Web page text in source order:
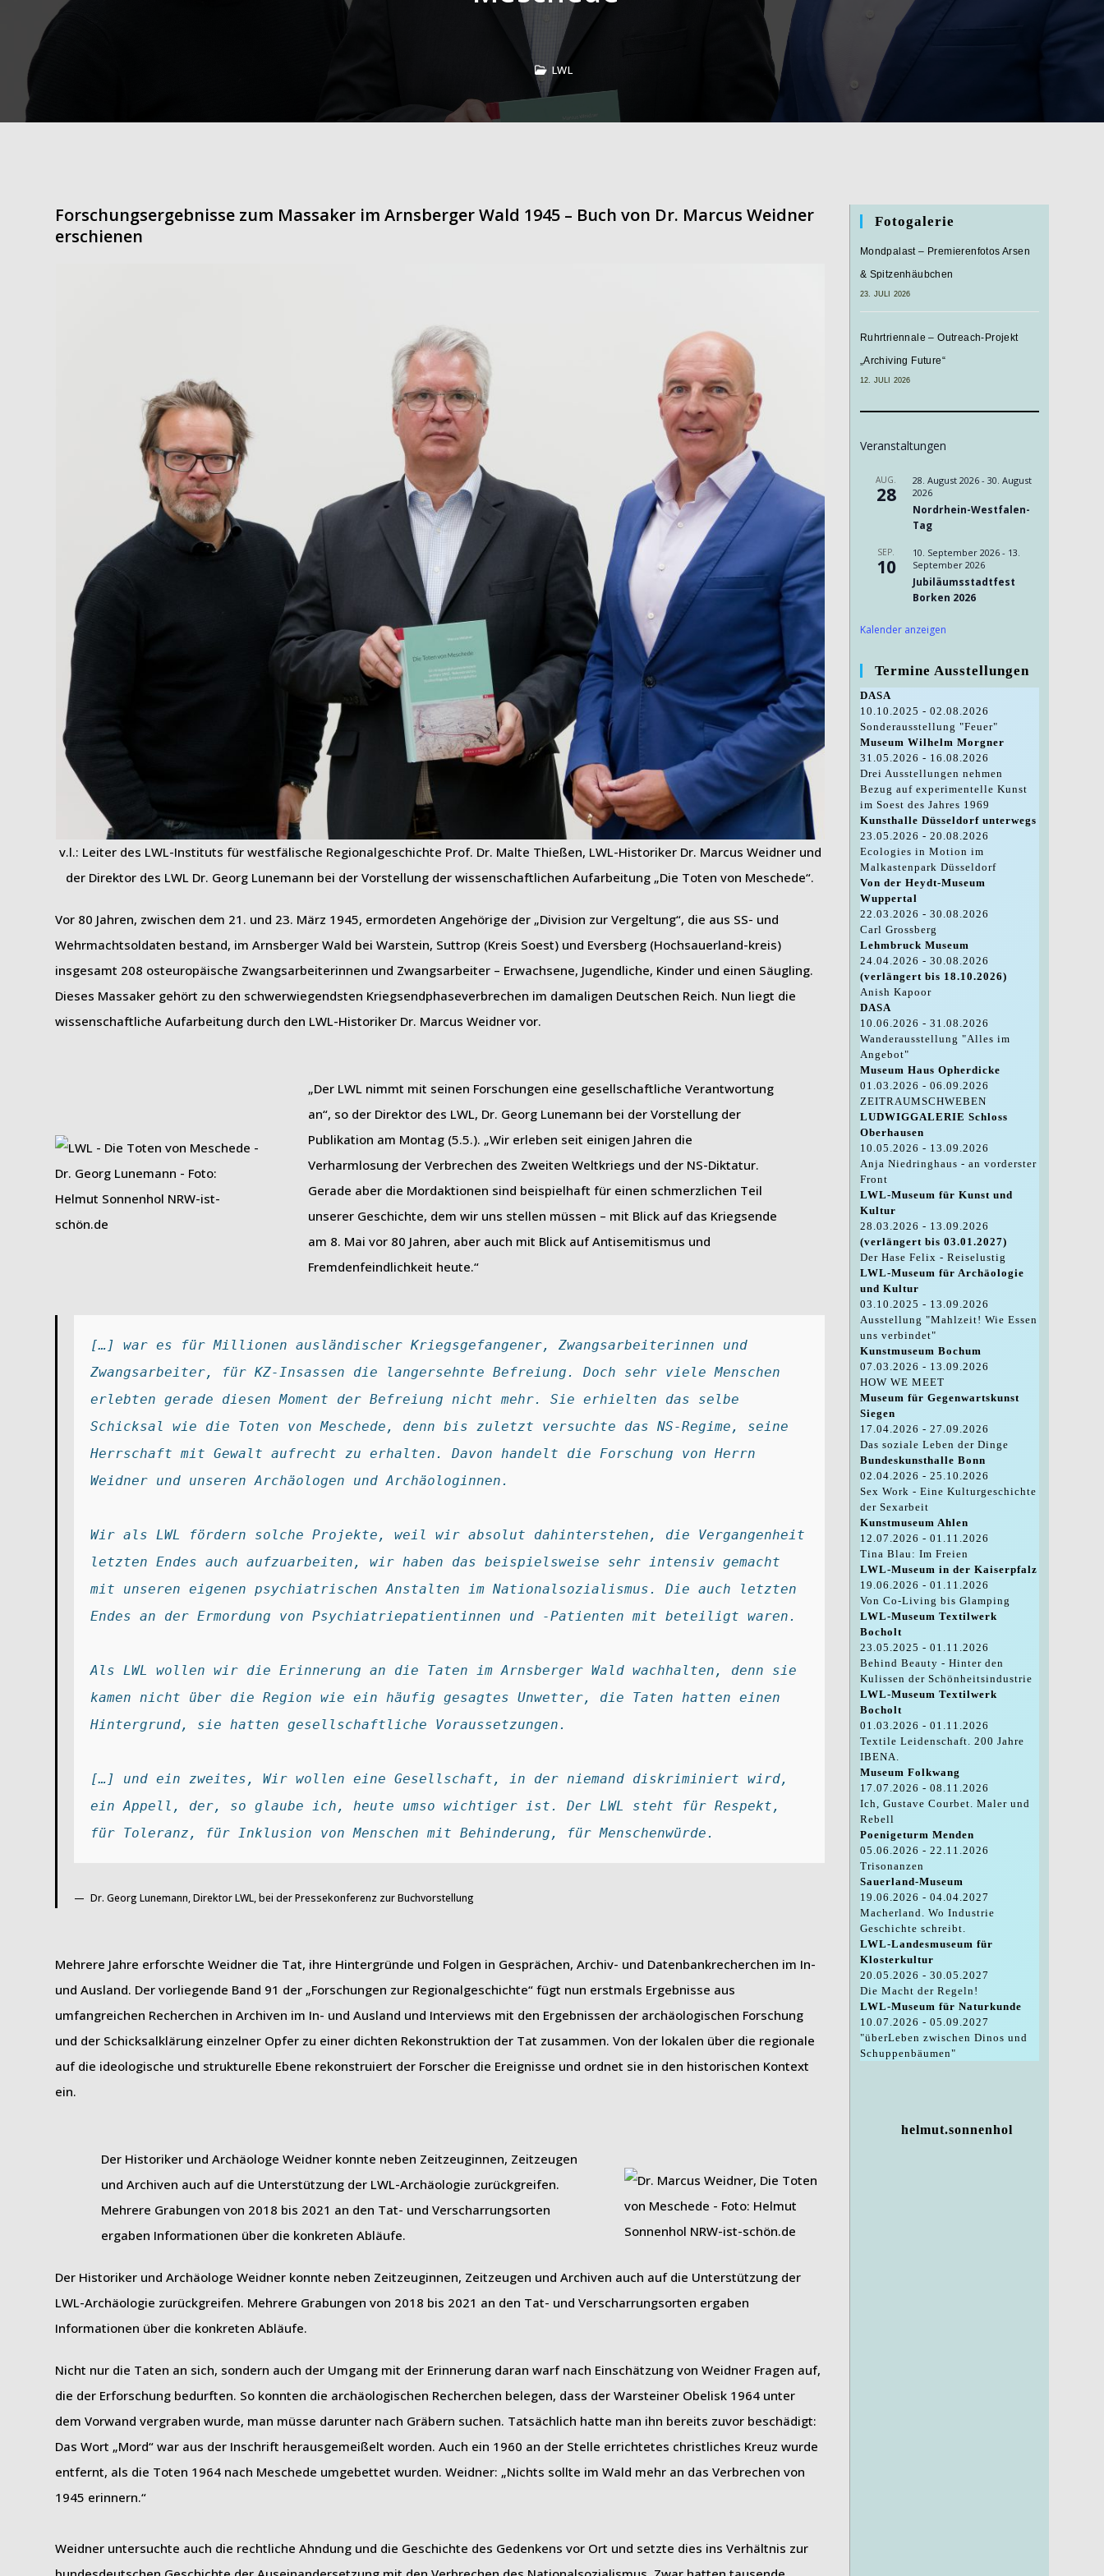
LWL
Forschungsergebnisse zum Massaker im Arnsberger Wald 1945 – Buch von Dr. Marcus Weidner
erschienen
v.l.: Leiter des LWL-Instituts für westfälische Regionalgeschichte Prof. Dr. Malte Thießen, LWL-Historiker Dr. Marcus Weidner und
der Direktor des LWL Dr. Georg Lunemann bei der Vorstellung der wissenschaftlichen Aufarbeitung „Die Toten von Meschede“.
Vor 80 Jahren, zwischen dem 21. und 23. März 1945, ermordeten Angehörige der „Division zur Vergeltung“, die aus SS- und
Wehrmachtsoldaten bestand, im Arnsberger Wald bei Warstein, Suttrop (Kreis Soest) und Eversberg (Hochsauerland-kreis)
insgesamt 208 osteuropäische Zwangsarbeiterinnen und Zwangsarbeiter – Erwachsene, Jugendliche, Kinder und einen Säugling.
Dieses Massaker gehört zu den schwerwiegendsten Kriegsendphaseverbrechen im damaligen Deutschen Reich. Nun liegt die
wissenschaftliche Aufarbeitung durch den LWL-Historiker Dr. Marcus Weidner vor.
„Der LWL nimmt mit seinen Forschungen eine gesellschaftliche Verantwortung
an“, so der Direktor des LWL, Dr. Georg Lunemann bei der Vorstellung der
Publikation am Montag (5.5.). „Wir erleben seit einigen Jahren die
Verharmlosung der Verbrechen des Zweiten Weltkriegs und der NS-Diktatur.
Gerade aber die Mordaktionen sind beispielhaft für einen schmerzlichen Teil
unserer Geschichte, dem wir uns stellen müssen – mit Blick auf das Kriegsende
am 8. Mai vor 80 Jahren, aber auch mit Blick auf Antisemitismus und
Fremdenfeindlichkeit heute.“
[…] war es für Millionen ausländischer Kriegsgefangener, Zwangsarbeiterinnen und
Zwangsarbeiter, für KZ-Insassen die langersehnte Befreiung. Doch sehr viele Menschen
erlebten gerade diesen Moment der Befreiung nicht mehr. Sie erhielten das selbe
Schicksal wie die Toten von Meschede, denn bis zuletzt versuchte das NS-Regime, seine
Herrschaft mit Gewalt aufrecht zu erhalten. Davon handelt die Forschung von Herrn
Weidner und unseren Archäologen und Archäologinnen.
Wir als LWL fördern solche Projekte, weil wir absolut dahinterstehen, die Vergangenheit
letzten Endes auch aufzuarbeiten, wir haben das beispielsweise sehr intensiv gemacht
mit unseren eigenen psychiatrischen Anstalten im Nationalsozialismus. Die auch letzten
Endes an der Ermordung von Psychiatriepatientinnen und -Patienten mit beteiligt waren.
Als LWL wollen wir die Erinnerung an die Taten im Arnsberger Wald wachhalten, denn sie
kamen nicht über die Region wie ein häufig gesagtes Unwetter, die Taten hatten einen
Hintergrund, sie hatten gesellschaftliche Voraussetzungen.
[…] und ein zweites, Wir wollen eine Gesellschaft, in der niemand diskriminiert wird,
ein Appell, der, so glaube ich, heute umso wichtiger ist. Der LWL steht für Respekt,
für Toleranz, für Inklusion von Menschen mit Behinderung, für Menschenwürde.
Dr. Georg Lunemann, Direktor LWL, bei der Pressekonferenz zur Buchvorstellung
Mehrere Jahre erforschte Weidner die Tat, ihre Hintergründe und Folgen in Gesprächen, Archiv- und Datenbankrecherchen im In-
und Ausland. Der vorliegende Band 91 der „Forschungen zur Regionalgeschichte“ fügt nun erstmals Ergebnisse aus
umfangreichen Recherchen in Archiven im In- und Ausland und Interviews mit den Ergebnissen der archäologischen Forschung
und der Schicksalklärung einzelner Opfer zu einer dichten Rekonstruktion der Tat zusammen. Von der lokalen über die regionale
auf die ideologische und strukturelle Ebene rekonstruiert der Forscher die Ereignisse und ordnet sie in den historischen Kontext
ein.
Der Historiker und Archäologe Weidner konnte neben Zeitzeuginnen, Zeitzeugen
und Archiven auch auf die Unterstützung der LWL-Archäologie zurückgreifen.
Mehrere Grabungen von 2018 bis 2021 an den Tat- und Verscharrungsorten
ergaben Informationen über die konkreten Abläufe.
Der Historiker und Archäologe Weidner konnte neben Zeitzeuginnen, Zeitzeugen und Archiven auch auf die Unterstützung der
LWL-Archäologie zurückgreifen. Mehrere Grabungen von 2018 bis 2021 an den Tat- und Verscharrungsorten ergaben
Informationen über die konkreten Abläufe.
Nicht nur die Taten an sich, sondern auch der Umgang mit der Erinnerung daran warf nach Einschätzung von Weidner Fragen auf,
die der Erforschung bedurften. So konnten die archäologischen Recherchen belegen, dass der Warsteiner Obelisk 1964 unter
dem Vorwand vergraben wurde, man müsse darunter nach Gräbern suchen. Tatsächlich hatte man ihn bereits zuvor beschädigt:
Das Wort „Mord“ war aus der Inschrift herausgemeißelt worden. Auch ein 1960 an der Stelle errichtetes christliches Kreuz wurde
entfernt, als die Toten 1964 nach Meschede umgebettet wurden. Weidner: „Nichts sollte im Wald mehr an das Verbrechen von
1945 erinnern.“
Weidner untersuchte auch die rechtliche Ahndung und die Geschichte des Gedenkens vor Ort und setzte dies ins Verhältnis zur
Fotogalerie
Mondpalast – Premierenfotos Arsen
& Spitzenhäubchen
23. JULI 2026
Ruhrtriennale – Outreach-Projekt
„Archiving Future“
12. JULI 2026
Veranstaltungen
AUG.
28
28. August 2026- 30. August
2026
Nordrhein-Westfalen-
Tag
SEP.
10
10. September 2026- 13.
September 2026
Jubiläumsstadtfest
Borken 2026
Kalender anzeigen
Termine Ausstellungen
DASA
10.10.2025 - 02.08.2026
Sonderausstellung "Feuer"
Museum Wilhelm Morgner
31.05.2026 - 16.08.2026
Drei Ausstellungen nehmen
Bezug auf experimentelle Kunst
im Soest des Jahres 1969
Kunsthalle Düsseldorf unterwegs
23.05.2026 - 20.08.2026
Ecologies in Motion im
Malkastenpark Düsseldorf
Von der Heydt-Museum
Wuppertal
22.03.2026 - 30.08.2026
Carl Grossberg
Lehmbruck Museum
24.04.2026 - 30.08.2026
(verlängert bis 18.10.2026)
Anish Kapoor
DASA
10.06.2026 - 31.08.2026
Wanderausstellung "Alles im
Angebot"
Museum Haus Opherdicke
01.03.2026 - 06.09.2026
ZEITRAUMSCHWEBEN
LUDWIGGALERIE Schloss
Oberhausen
10.05.2026 - 13.09.2026
Anja Niedringhaus - an vorderster
Front
LWL-Museum für Kunst und
Kultur
28.03.2026 - 13.09.2026
(verlängert bis 03.01.2027)
Der Hase Felix - Reiselustig
LWL-Museum für Archäologie
und Kultur
03.10.2025 - 13.09.2026
Ausstellung "Mahlzeit! Wie Essen
uns verbindet"
Kunstmuseum Bochum
07.03.2026 - 13.09.2026
HOW WE MEET
Museum für Gegenwartskunst
Siegen
17.04.2026 - 27.09.2026
Das soziale Leben der Dinge
Bundeskunsthalle Bonn
02.04.2026 - 25.10.2026
Sex Work - Eine Kulturgeschichte
der Sexarbeit
Kunstmuseum Ahlen
12.07.2026 - 01.11.2026
Tina Blau: Im Freien
LWL-Museum in der Kaiserpfalz
19.06.2026 - 01.11.2026
Von Co-Living bis Glamping
LWL-Museum Textilwerk
Bocholt
23.05.2025 - 01.11.2026
Behind Beauty - Hinter den
Kulissen der Schönheitsindustrie
LWL-Museum Textilwerk
Bocholt
01.03.2026 - 01.11.2026
Textile Leidenschaft. 200 Jahre
IBENA.
Museum Folkwang
17.07.2026 - 08.11.2026
Ich, Gustave Courbet. Maler und
Rebell
Poenigeturm Menden
05.06.2026 - 22.11.2026
Trisonanzen
Sauerland-Museum
19.06.2026 - 04.04.2027
Macherland. Wo Industrie
Geschichte schreibt.
LWL-Landesmuseum für
Klosterkultur
20.05.2026 - 30.05.2027
Die Macht der Regeln!
LWL-Museum für Naturkunde
10.07.2026 - 05.09.2027
"überLeben zwischen Dinos und
Schuppenbäumen"
helmut.sonnenhol